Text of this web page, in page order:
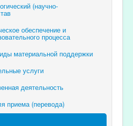
(научно-
обеспечение и
процесса
материальной поддержки
услуги
деятельность
приема (перевода)